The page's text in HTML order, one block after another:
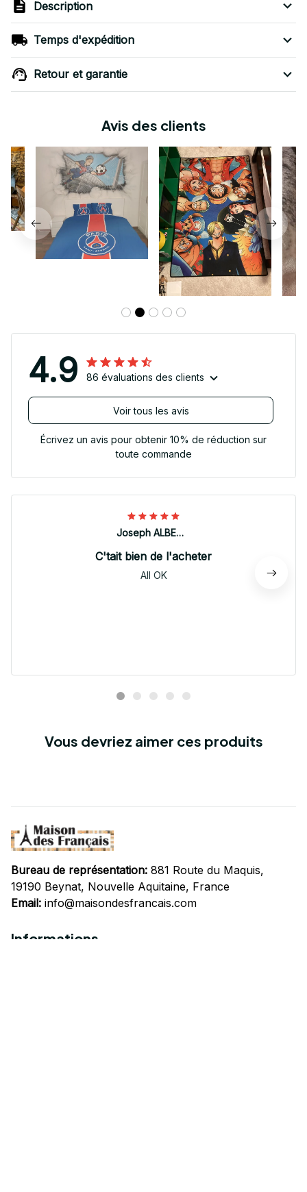
Description
Temps d'expédition
Retour et garantie
Avis des clients
4.9 86 évaluations des clients
Voir tous les avis
Écrivez un avis pour obtenir 10% de réduction sur
toute commande
Joseph ALBERTINI
C'tait bien de l'acheter
All OK
Vous devriez aimer ces produits
Bureau de représentation: 881 Route du Maquis,
19190 Beynat, Nouvelle Aquitaine, France
Email: info@maisondesfrancais.com
Informations